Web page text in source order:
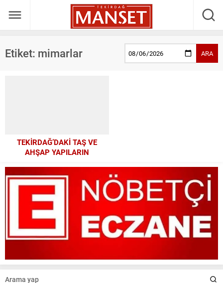
Etiket: mimarlar ARA
TEKİRDAĞ’DAKİ TAŞ VE
AHŞAP YAPILARIN